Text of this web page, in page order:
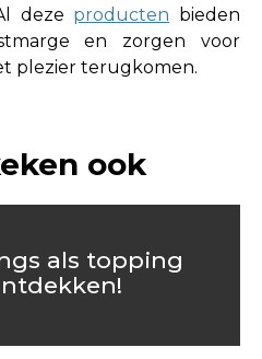
deze producten bieden
en zorgen voor
plezier terugkomen.
ook
als topping